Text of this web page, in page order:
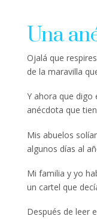
Una
Ojalá que
de la maravilla
Y ahora que digo
anécdota que
Mis abuelos
algunos días al
Mi familia y yo
un cartel que
Después de leer